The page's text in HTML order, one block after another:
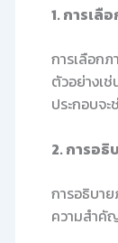
1. การเลื
การเลือก
ตัวอย่างเ
ประกอบจ
2. การอธิ
การอธิบา
ความสำคั